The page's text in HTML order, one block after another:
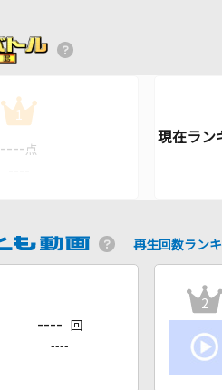
1
---- 点
----
再生回数ラン
---- 回
----
2